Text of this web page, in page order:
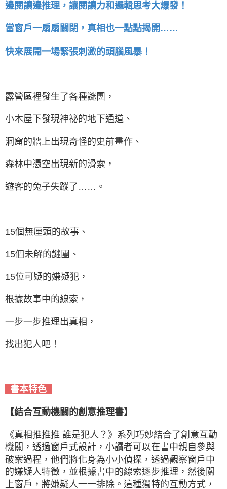
邊閱讀邊推理，讓閱讀力和邏輯思考大爆發！
當窗戶一扇扇關閉，真相也一點點揭開……
快來展開一場緊張刺激的頭腦風暴！
露營區裡發生了各種謎團，
小木屋下發現神祕的地下通道、
洞窟的牆上出現奇怪的史前畫作、
森林中憑空出現新的滑索，
遊客的兔子失蹤了……。
15個無厘頭的故事、
15個未解的謎團、
15位可疑的嫌疑犯，
根據故事中的線索，
一步一步推理出真相，
找出犯人吧！
書本特色
【結合互動機關的創意推理書】
《真相推推推 誰是犯人？》系列巧妙結合了創意互動
機關，透過窗戶式設計，小讀者可以在書中親自參與
破案過程，他們將化身為小小偵探，透過觀察窗戶中
的嫌疑人特徵，並根據書中的線索逐步推理，然後關
上窗戶，將嫌疑人一一排除。這種獨特的互動方式，